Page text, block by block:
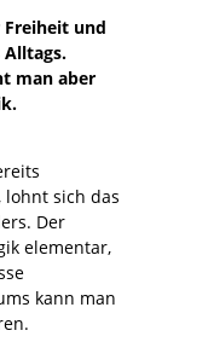
und
Alltags.
man aber
sich das
Der
elementar,
kann man